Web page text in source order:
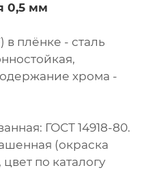
0,5 мм
в плёнке - сталь
хрома -
ГОСТ 14918-80.
(окраска
по каталогу